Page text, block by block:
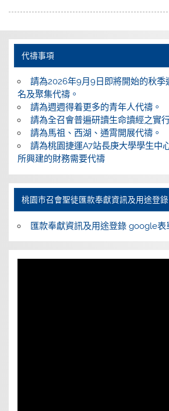
代禱事項
請為2026年9月9日即將開始的秋季
名及聚集代禱。
請為週週得着更多的青年人代禱。
請為全召會普遍研讀生命讀經之實
請為馬祖、西湖、通霄開展代禱。
請為桃園捷運A7站長庚大學學生中
所興建的財務需要代禱
桃園巿召會聖徒匯款奉獻資訊及用途登錄
匯款奉獻資訊及用途登錄 google表